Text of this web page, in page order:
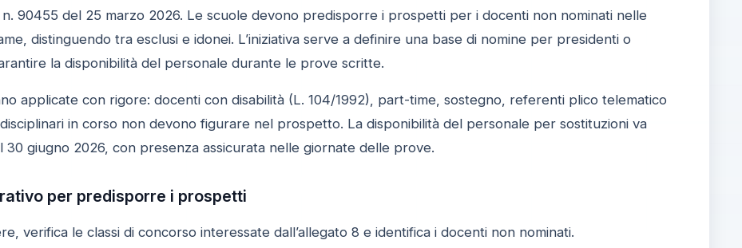
90455 del 25 marzo 2026. Le scuole devono predisporre i prospetti per i docenti non nominati nelle
distinguendo tra esclusi e idonei. L’iniziativa serve a definire una base di nomine per presidenti o
la disponibilità del personale durante le prove scritte.
applicate con rigore: docenti con disabilità (L. 104/1992), part-time, sostegno, referenti plico telematico
in corso non devono figurare nel prospetto. La disponibilità del personale per sostituzioni va
30 giugno 2026, con presenza assicurata nelle giornate delle prove.
per predisporre i prospetti
verifica le classi di concorso interessate dall’allegato 8 e identifica i docenti non nominati.